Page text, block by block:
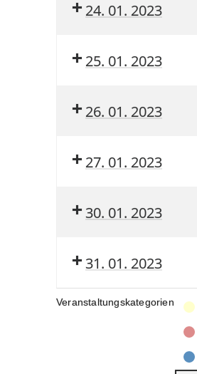
24. 01. 2023
25. 01. 2023
26. 01. 2023
27. 01. 2023
30. 01. 2023
31. 01. 2023
Veranstaltungskategorien